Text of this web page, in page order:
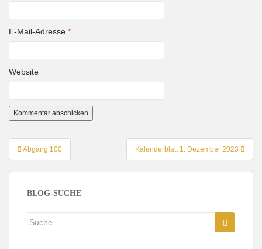
E-Mail-Adresse *
Website
Beitragsnavigation
Abgang 100 Kalenderblatt 1. Dezember 2023
BLOG-SUCHE
Suche